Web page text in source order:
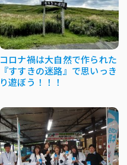
コロナ禍は大自然で作られた
『すすきの迷路』で思いっき
り遊ぼう！！！